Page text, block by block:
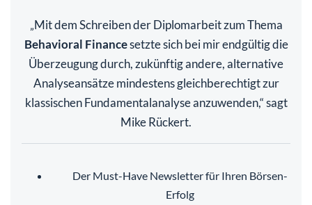
Mit dem Schreiben der Diplomarbeit zum Thema
Behavioral Financesetzte sich bei mir endgültig die
Überzeugung durch, zukünftig andere, alternative
Analyseansätze mindestens gleichberechtigt zur
klassischen Fundamentalanalyse anzuwenden,“ sagt
Mike Rückert.
Der Must-Have Newsletter für Ihren Börsen-
Erfolg